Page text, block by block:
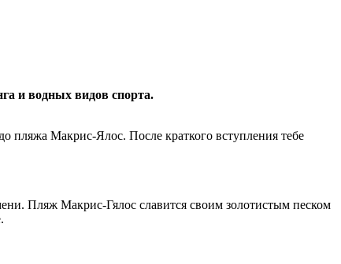
и водных видов спорта.
пляжа Макрис-Ялос. После краткого вступления тебе
Пляж Макрис-Гялос славится своим золотистым песком